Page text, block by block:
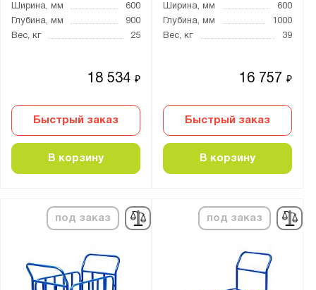
Ширина, мм
600
Глубина, мм
900
Вес, кг
25
18 534₽
Быстрый заказ
В корзину
Ширина, мм
600
Глубина, мм
1000
Вес, кг
39
16 757₽
Быстрый заказ
В корзину
под заказ под заказ
четырехколесная
разборная
С откидной полкой:
нет
5
Одноярусные
Трехъярусные